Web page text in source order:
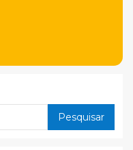
Pesquisar